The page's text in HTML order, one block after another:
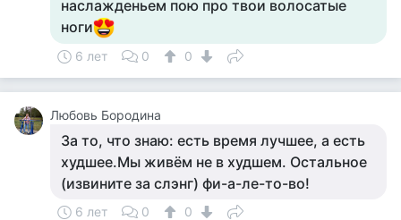
наслажденьем пою про твои волосатые
ноги
6 лет 0 0
Любовь Бородина
За то, что знаю: есть время лучшее, а есть
худшее.Мы живём не в худшем. Остальное
(извините за слэнг) фи-а-ле-то-во!
6 лет 0 0